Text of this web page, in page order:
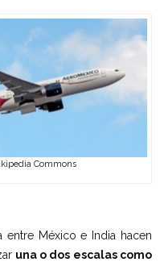
Commons
entre México e India hacen
una o dos escalas como